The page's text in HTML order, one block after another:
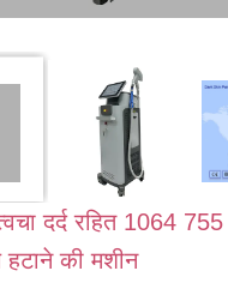
दर्द रहित 1064
की मशीन